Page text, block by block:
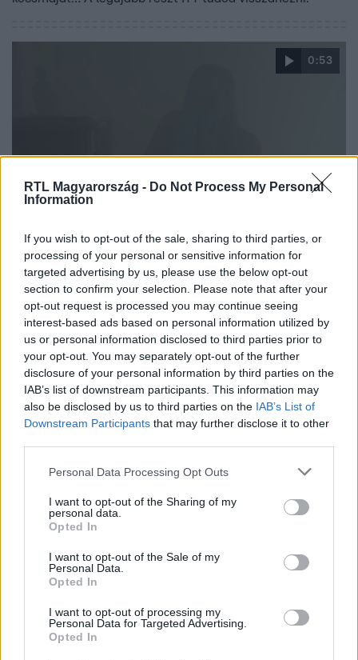
RTL Magyarország - Do Not Process My Personal
Information
If you wish to opt-out of the sale, sharing to third parties, or
processing of your personal or sensitive information for
targeted advertising by us, please use the below opt-out
section to confirm your selection. Please note that after your
opt-out request is processed you may continue seeing
interest-based ads based on personal information utilized by
us or personal information disclosed to third parties prior to
your opt-out. You may separately opt-out of the further
disclosure of your personal information by third parties on the
IAB’s list of downstream participants. This information may
also be disclosed by us to third parties on the IAB’s List of
Downstream Participants that may further disclose it to other
Please note that this website/app uses one or more Google
not limited to your visit or usage behaviour. You may click to
grant or deny consent to Google and its third-party tags to
use your data for below specified purposes in below Google
consent section.
Personal Data Processing Opt Outs
I want to opt-out of the Sharing of my
personal data.
Opted In
I want to opt-out of the Sale of my
Personal Data.
Opted In
I want to opt-out of processing my
Personal Data for Targeted Advertising.
Opted In
0:53
2019. október 10. 19:10
Életveszélyes helyzetbe került Varga Anikó!
Komoly fordulatot vett Dia és Szláven terve: azzal nem
számoltak, hogy Anikó bemegy a veszélyzónába... A
legújabb részt ITT tudod visszanézni!
1:33
Drága örökösök
2019. október 10. 19:10
csókját!
Bevált Dia és Szláven terve: Anikó és Sándor újra